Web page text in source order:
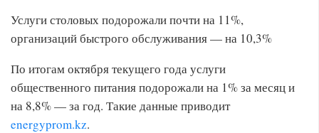
Услуги столовых подорожали почти на 11%,
организаций быстрого обслуживания — на 10,3%
По итогам октября текущего года услуги
общественного питания подорожали на 1% за месяц и
на 8,8% — за год. Такие данные приводит
energyprom.kz.